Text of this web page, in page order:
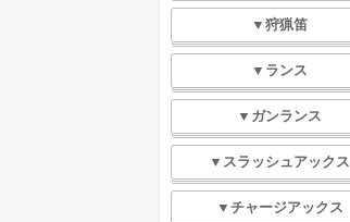
▼狩猟笛
▼ランス
▼ガンランス
▼スラッシュアックス
▼チャージアックス